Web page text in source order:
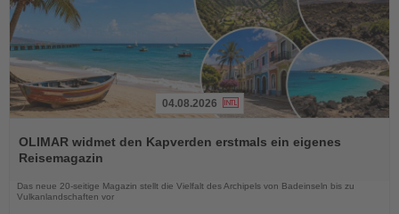
Sie
die
Nachrichten
04.08.2026
OLIMAR widmet den Kapverden erstmals ein eigenes
Reisemagazin
Das neue 20-seitige Magazin stellt die Vielfalt des Archipels von Badeinseln bis zu
Vulkanlandschaften vor